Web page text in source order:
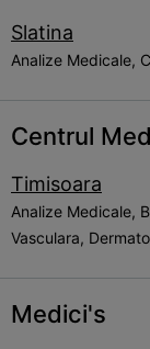
Slatina
Analize Medicale,
Centrul
Timisoara
Analize Medicale,
Vasculara,
Medici's